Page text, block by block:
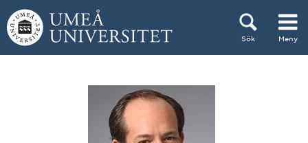
Hoppa direkt till innehållet
Sök Meny